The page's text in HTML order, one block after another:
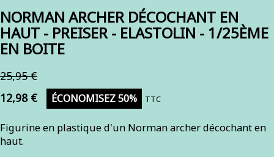
NORMAN ARCHER DÉCOCHANT EN
HAUT - PREISER - ELASTOLIN - 1/25ÈME
EN BOITE
25,95 €
12,98 €
ÉCONOMISEZ 50% TTC
Figurine en plastique d'un Norman archer décochant en
haut.